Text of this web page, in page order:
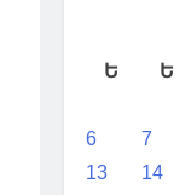
Ե Ե
6
7
13
14